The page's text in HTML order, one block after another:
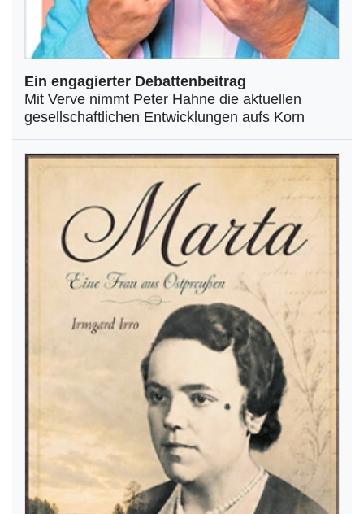
Ein engagierter Debattenbeitrag
Mit Verve nimmt Peter Hahne die aktuellen
gesellschaftlichen Entwicklungen aufs Korn